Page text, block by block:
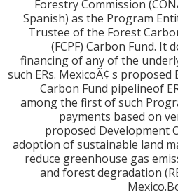
Forestry
Spanish) as the
Trustee of the Forest
(FCPF) Carbon
financing of any of
such ERs. MexicoÃ¢ s
Carbon Fund
among the first of
payments
proposed
adoption of sustainable
reduce greenhouse
and forest